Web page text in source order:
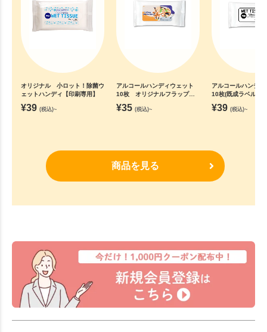
オリジナル 小ロット！除菌ウ
ェットハンディ【印刷専用】
¥39 (税込)~
アルコールハンディウェット
10枚 オリジナルフラップ
¥35 (税込)~
アルコールハンディ
10枚(既成ラベル)
¥39 (税込)~
商品を見る